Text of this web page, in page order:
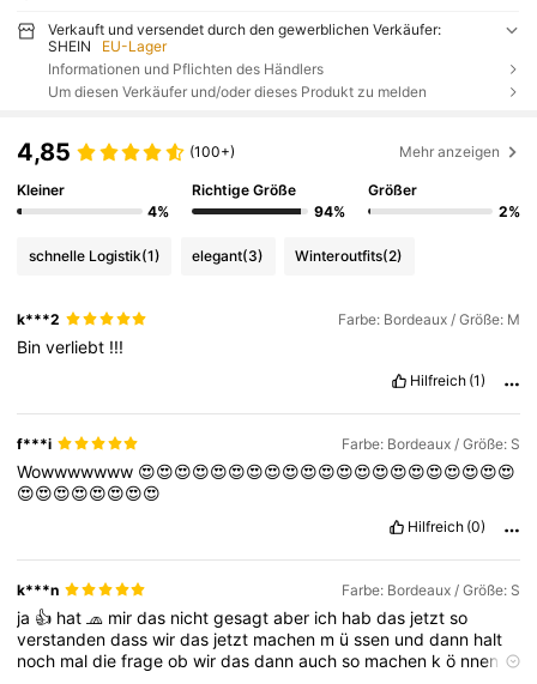
Verkauft und versendet durch den gewerblichen Verkäufer:
SHEIN
EU-Lager
Informationen und Pflichten des Händlers
Um diesen Verkäufer und/oder dieses Produkt zu melden
4,85 (100+) Mehr anzeigen
Kleiner
4%
Richtige Größe
94%
Größer
2%
schnelle Logistik(1) elegant(3) Winteroutfits(2)
k***2 Farbe: Bordeaux / Größe: M
Binverliebt !!!
Hilfreich (1)
f***i Farbe: Bordeaux / Größe: S
Wowwwwwww 😍😍😍😍😍😍😍😍😍😍😍😍😍😍😍😍😍😍😍😍😍
😍😍😍😍😍😍😍😍
Hilfreich (0)
k***n Farbe: Bordeaux / Größe: S
ja 👍 hat 🧢 mirdas nichtgesagtaber ich habdas jetztso
verstandendasswirdas jetzt machen m üssen unddann halt
noch maldiefrageobwirdasdannauchso machen kö nnen